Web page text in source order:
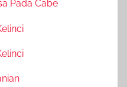
Pada Cabe